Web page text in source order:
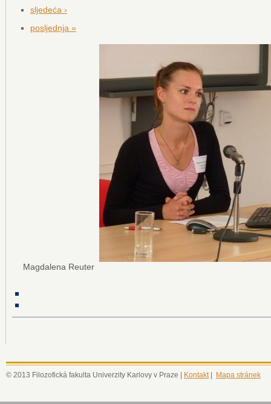
sljedeća ›
posljednja »
Magdalena Reuter
© 2013 Filozofická fakulta Univerzity Karlovy v Praze | Kontakt | Mapa stránek